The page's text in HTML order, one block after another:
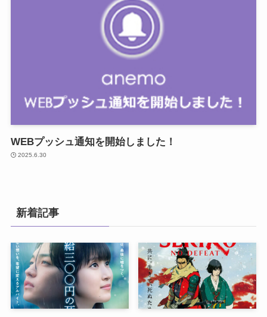
WEBプッシュ通知を開始しました！
2025.6.30
新着記事